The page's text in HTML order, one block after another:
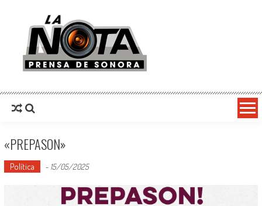
La Nota Prensa De Sonora
«PREPASON»
Política - 15/05/2025